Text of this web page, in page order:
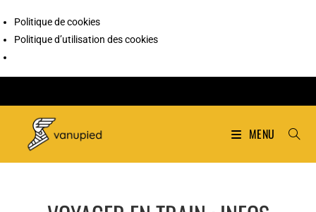
Politique de cookies
Politique d’utilisation des cookies
MENU